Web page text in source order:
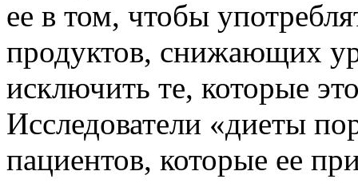
ее в том, чтобы
продуктов, снижающих
исключить те, которые
Исследователи «диеты
пациентов, которые ее